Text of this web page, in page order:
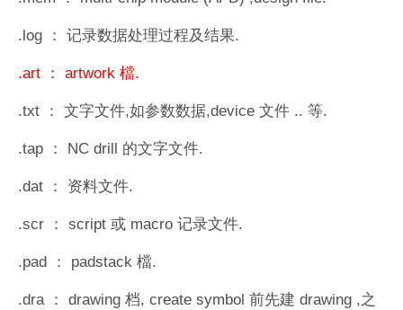
.log ： 记录数据处理过程及结果.
.art ： artwork 檔.
.txt ： 文字文件,如参数数据,device 文件 .. 等.
.tap ： NC drill 的文字文件.
.dat ： 资料文件.
.scr ： script 或 macro 记录文件.
.pad ： padstack 檔.
.dra ： drawing 档, create symbol 前先建 drawing ,之